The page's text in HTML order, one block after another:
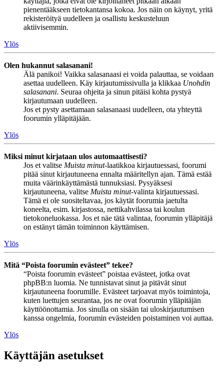
pienentääkseen tietokantansa kokoa. Jos näin on käynyt, yritä
rekisteröityä uudelleen ja osallistu keskusteluun
aktiivisemmin.
Ylös
Olen hukannut salasanani!
Älä panikoi! Vaikka salasanaasi ei voida palauttaa, se voidaan
asettaa uudelleen. Käy kirjautumissivulla ja klikkaa Unohdin
salasanani. Seuraa ohjeita ja sinun pitäisi kohta pystyä
kirjautumaan uudelleen.
Jos et pysty asettamaan salasanaasi uudelleen, ota yhteyttä
foorumin ylläpitäjään.
Ylös
Miksi minut kirjataan ulos automaattisesti?
Jos et valitse Muista minut-laatikkoa kirjautuessasi, foorumi
pitää sinut kirjautuneena ennalta määritellyn ajan. Tämä estää
muita väärinkäyttämästä tunnuksiasi. Pysyäksesi
kirjautuneena, valitse Muista minut-valinta kirjautuessasi.
Tämä ei ole suositeltavaa, jos käytät foorumia jaetulta
koneelta, esim. kirjastossa, nettikahvilassa tai koulun
tietokoneluokassa. Jos et näe tätä valintaa, foorumin ylläpitäjä
on estänyt tämän toiminnon käyttämisen.
Ylös
Mitä “Poista foorumin evästeet” tekee?
“Poista foorumin evästeet” poistaa evästeet, jotka ovat
phpBB:n luomia. Ne tunnistavat sinut ja pitävät sinut
kirjautuneena foorumille. Evästeet tarjoavat myös toimintoja,
kuten luettujen seurantaa, jos ne ovat foorumin ylläpitäjän
käyttöönottamia. Jos sinulla on sisään tai uloskirjautumisen
kanssa ongelmia, foorumin evästeiden poistaminen voi auttaa.
Ylös
Käyttäjän asetukset